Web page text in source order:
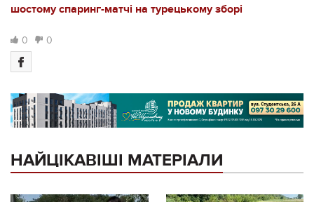
шостому спаринг-матчі на турецькому зборі
0 0
НАЙЦІКАВІШІ МАТЕРІАЛИ